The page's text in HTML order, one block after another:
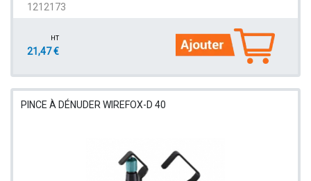
1212173
HT
21,47 €
PINCE À DÉNUDER WIREFOX-D 40